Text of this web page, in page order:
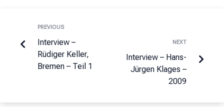
PREVIOUS
Interview –
Rüdiger Keller,
Bremen – Teil 1
NEXT
Interview – Hans-
Jürgen Klages –
2009